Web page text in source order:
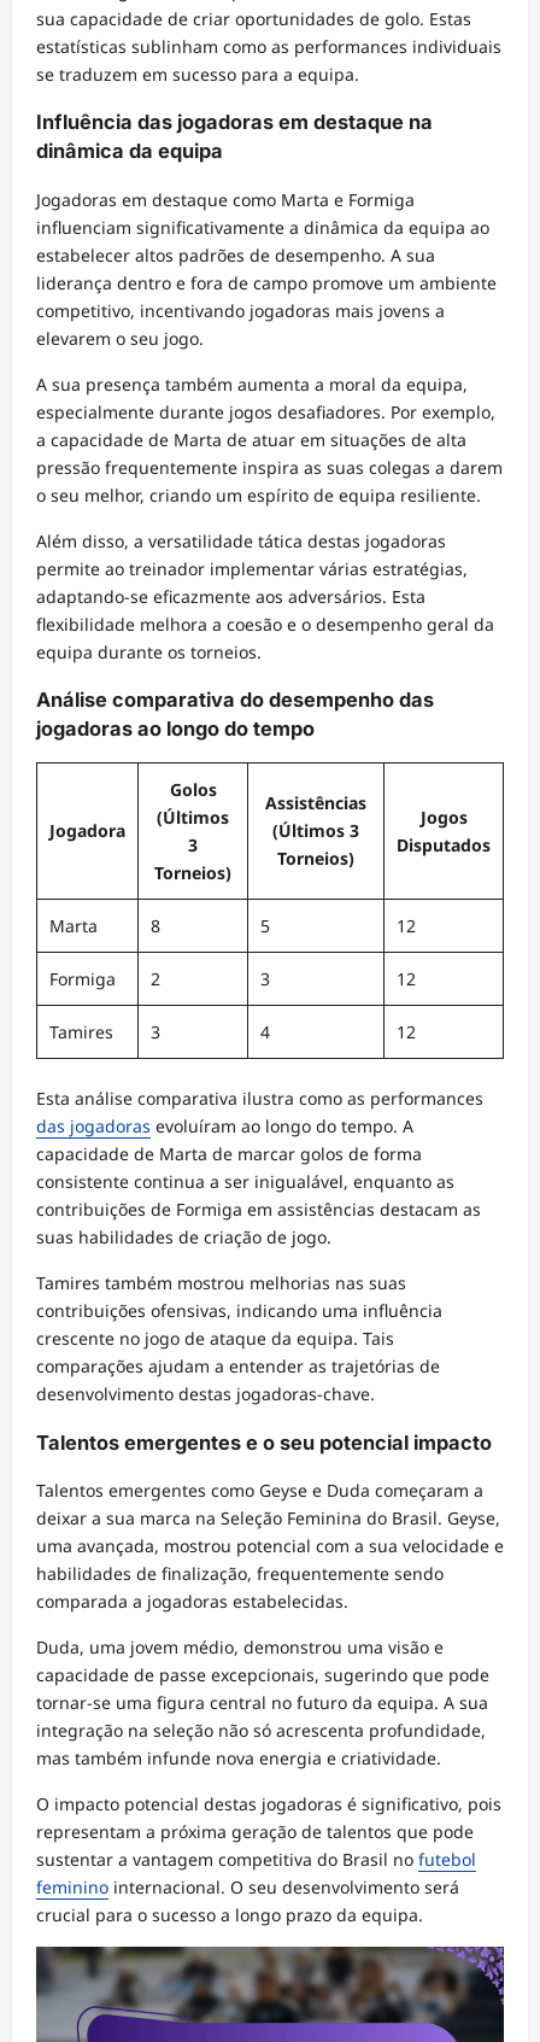
sua capacidade de criar oportunidades de golo. Estas
estatísticas sublinham como as performances individuais
se traduzem em sucesso para a equipa.
Influência das jogadoras em destaque na
dinâmica da equipa
Jogadoras em destaque como Marta e Formiga
influenciam significativamente a dinâmica da equipa ao
estabelecer altos padrões de desempenho. A sua
liderança dentro e fora de campo promove um ambiente
competitivo, incentivando jogadoras mais jovens a
elevarem o seu jogo.
A sua presença também aumenta a moral da equipa,
especialmente durante jogos desafiadores. Por exemplo,
a capacidade de Marta de atuar em situações de alta
pressão frequentemente inspira as suas colegas a darem
o seu melhor, criando um espírito de equipa resiliente.
Além disso, a versatilidade tática destas jogadoras
permite ao treinador implementar várias estratégias,
adaptando-se eficazmente aos adversários. Esta
flexibilidade melhora a coesão e o desempenho geral da
equipa durante os torneios.
Análise comparativa do desempenho das
jogadoras ao longo do tempo
Jogadora
Golos
(Últimos
3
Torneios)
Assistências
(Últimos 3
Torneios)
Jogos
Disputados
Marta 8 5 12
Formiga 2 3 12
Tamires 3 4 12
Esta análise comparativa ilustra como as performances
das jogadoras evoluíram ao longo do tempo. A
capacidade de Marta de marcar golos de forma
consistente continua a ser inigualável, enquanto as
contribuições de Formiga em assistências destacam as
suas habilidades de criação de jogo.
Tamires também mostrou melhorias nas suas
contribuições ofensivas, indicando uma influência
crescente no jogo de ataque da equipa. Tais
comparações ajudam a entender as trajetórias de
desenvolvimento destas jogadoras-chave.
Talentos emergentes e o seu potencial impacto
Talentos emergentes como Geyse e Duda começaram a
deixar a sua marca na Seleção Feminina do Brasil. Geyse,
uma avançada, mostrou potencial com a sua velocidade e
habilidades de finalização, frequentemente sendo
comparada a jogadoras estabelecidas.
Duda, uma jovem médio, demonstrou uma visão e
capacidade de passe excepcionais, sugerindo que pode
tornar-se uma figura central no futuro da equipa. A sua
integração na seleção não só acrescenta profundidade,
mas também infunde nova energia e criatividade.
O impacto potencial destas jogadoras é significativo, pois
representam a próxima geração de talentos que pode
sustentar a vantagem competitiva do Brasil no futebol
feminino internacional. O seu desenvolvimento será
crucial para o sucesso a longo prazo da equipa.